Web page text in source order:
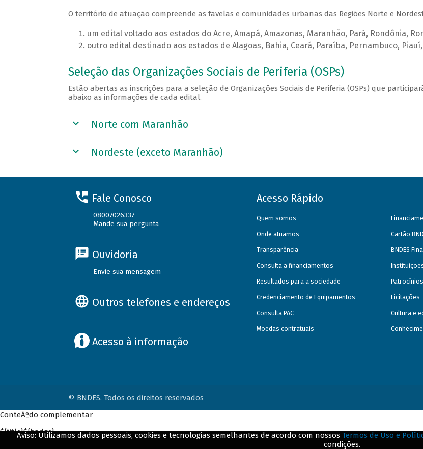
O território de atuação compreende as favelas e comunidades urbanas das Regiões Norte e
um edital voltado aos estados do Acre, Amapá, Amazonas, Maranhão, Pará, Rondônia,
outro edital destinado aos estados de Alagoas, Bahia, Ceará, Paraíba, Pernambuco,
Seleção das Organizações Sociais de Periferia (OSPs)
Estão abertas as inscrições para a seleção de Organizações Sociais de Periferia (OSPs) que
abaixo as informações de cada edital.
Norte com Maranhão
Nordeste (exceto Maranhão)
Fale Conosco
08007026337
Mande sua pergunta
Ouvidoria
Envie sua mensagem
Outros telefones e endereços
Acesso à informação
Acesso Rápido
Quem somos
Onde atuamos
Transparência
Consulta a financiamentos
Resultados para a sociedade
Credenciamento de Equipamentos
Consulta PAC
Moedas contratuais
Cartão
BNDES
Patrocínios
Licitações
Cultura e
© BNDES. Todos os direitos reservados
Aviso: Utilizamos dados pessoais, cookies e tecnologias semelhantes de acordo com nossos Termos de Uso e
condições.
ConteÃºdo complementar
${title}${badge}